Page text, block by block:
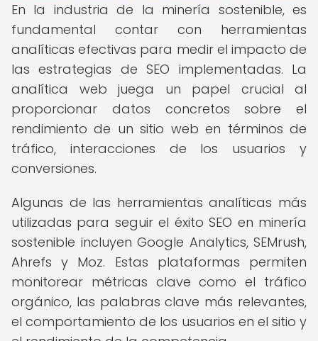
En la industria de la minería sostenible, es
fundamental contar con herramientas
analíticas efectivas para medir el impacto de
las estrategias de SEO implementadas. La
analítica web juega un papel crucial al
proporcionar datos concretos sobre el
rendimiento de un sitio web en términos de
tráfico, interacciones de los usuarios y
conversiones.
Algunas de las herramientas analíticas más
utilizadas para seguir el éxito SEO en minería
sostenible incluyen Google Analytics, SEMrush,
Ahrefs y Moz. Estas plataformas permiten
monitorear métricas clave como el tráfico
orgánico, las palabras clave más relevantes,
el comportamiento de los usuarios en el sitio y